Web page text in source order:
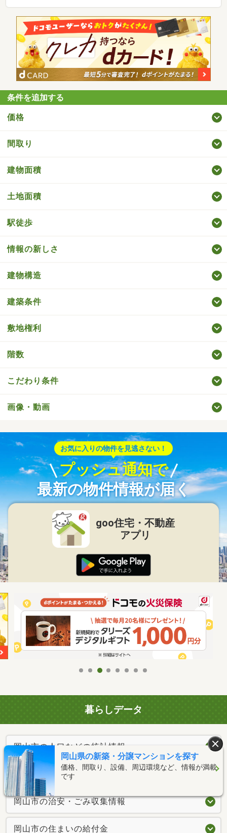
条件を追加する
価格
間取り
建物面積
土地面積
駅徒歩
情報の新しさ
建物構造
建築条件
敷地権利
階数
こだわり条件
画像・動画
お気に入りの物件を見逃さない！
プッシュ通知で
最新の物件情報が届く
goo住宅・不動産
アプリ
暮らしデータ
岡山市の人口などの統計情報
岡山市の結婚・育児の助成金
岡山市の治安・ごみ収集情報
岡山市の住まいの給付金
岡山県の新築・分譲マンションを探す
価格、間取り、設備、周辺環境など、情報が満載
です